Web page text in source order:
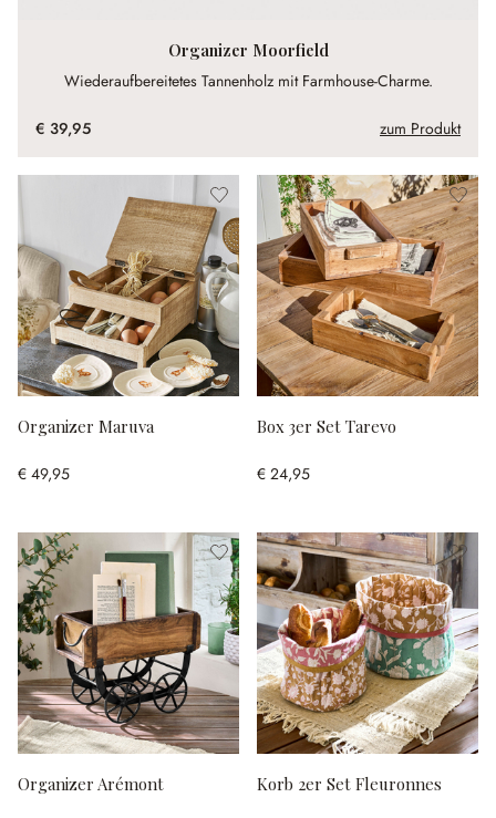
Organizer Moorfield
Wiederaufbereitetes Tannenholz mit Farmhouse-Charme.
€ 39,95 zum Produkt
Organizer Maruva
€ 49,95
Box 3er Set Tarevo
€ 24,95
Organizer Arémont Korb 2er Set Fleuronnes